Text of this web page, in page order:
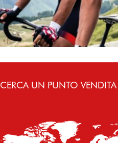
CERCA UN PUNTO VENDITA